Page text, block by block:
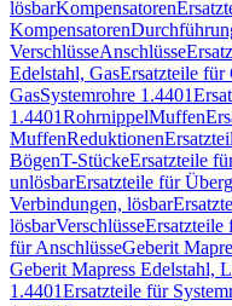
lösbarKompensatoren
Kompensatoren
VerschlüsseAnschlüsse
Edelstahl, GasErsatzteile für
GasSystemrohre 1.4401
1.4401RohrnippelMuffen
MuffenReduktionen
BögenT-StückeErsatzteile
unlösbarErsatzteile für
Verbindungen, lösbar
lösbarVerschlüsseErsatzteile
für AnschlüsseGeberit
Geberit Mapress Edelstahl,
1.4401Ersatzteile für